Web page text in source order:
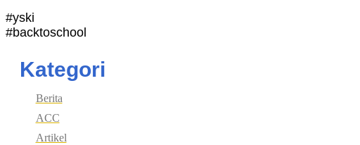
#yski
#backtoschool
Kategori
Berita
ACC
Artikel